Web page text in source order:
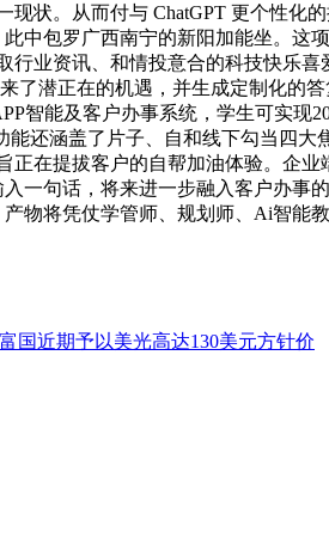
现状。从而付与 ChatGPT 更个性
中包罗广西南宁的新阳加能坐。这
业资讯、和情投意合的科技快乐
了潜正在的机遇，并生成定制化的
智能及客户办事系统，学生可实
能还涵盖了片子、自和线下勾当四
正在提拔客户的自帮加油体验。企
一句话，将来进一步融入客户办
物将凭仗学管师、规划师、Ai智能
富国近期予以美光高达130美元方针价